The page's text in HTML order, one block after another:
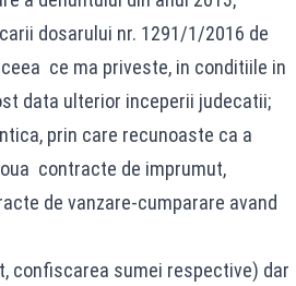
dosarului nr. 1291/1/2016 de
ce ma priveste, in conditiile in
data ulterior inceperii judecatii;
prin care recunoaste ca a
contracte de imprumut,
de vanzare-cumparare avand
confiscarea sumei respective) dar